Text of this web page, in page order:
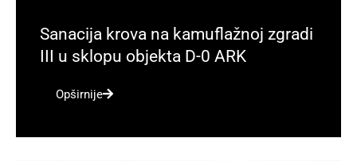
Sanacija krova na kamuflažnoj zgradi
III u sklopu objekta D-0 ARK
Opširnije